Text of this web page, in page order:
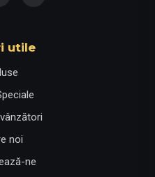
utile
noi
ne